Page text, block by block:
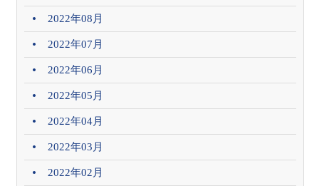
2022年08月
2022年07月
2022年06月
2022年05月
2022年04月
2022年03月
2022年02月